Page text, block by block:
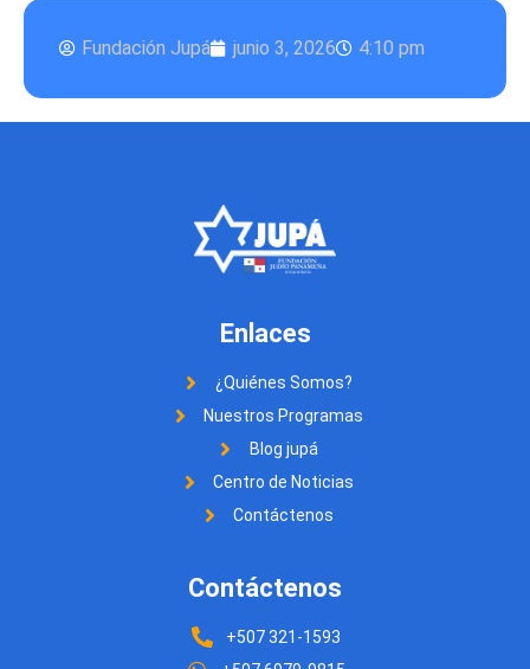
Fundación Jupá junio 3, 2026 4:10 pm
Enlaces
¿Quiénes Somos?
Nuestros Programas
Blog jupá
Centro de Noticias
Contáctenos
Contáctenos
+507 321-1593